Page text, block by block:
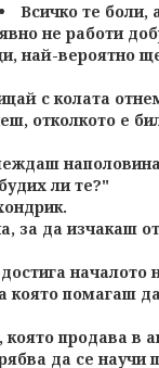
Всичко те боли,
явно не работи
най-вероятно
с колата
отколкото е
ли те?"
за да изчакаш
началото
която помагаш
продава в
да се научи